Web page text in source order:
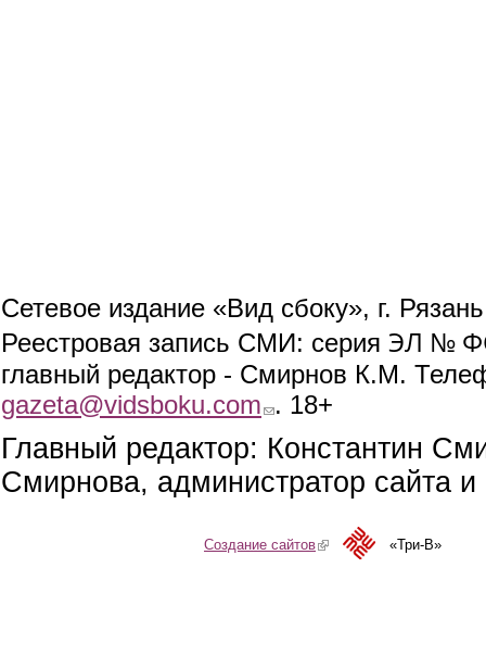
Сетевое издание «Вид сбоку», г.
Реестровая запись СМИ: серия ЭЛ №
главный редактор - Смирнов К.М.
gazeta@vidsboku.com (link sends e-mail)
. 18+
Главный редактор: Константин
Смирнова, администратор сайта
Создание сайтов(link is external)«Три-В»